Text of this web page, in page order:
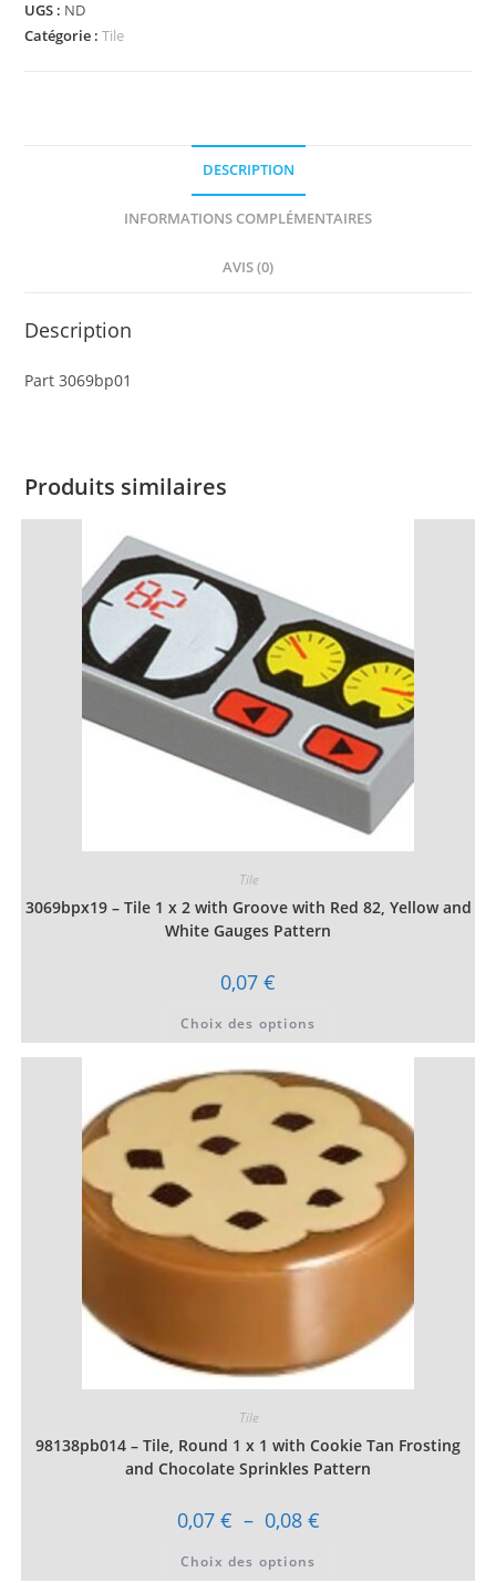
UGS : ND
Catégorie :Tile
DESCRIPTION
INFORMATIONS COMPLÉMENTAIRES
AVIS (0)
Description
Part 3069bp01
Produits similaires
Tile
3069bpx19 – Tile 1 x 2 with Groove with Red 82, Yellow and
White Gauges Pattern
0,07 €
Choix des options
a
Les
options
peuvent
choisies
sur
page
du
produit
Tile
98138pb014 – Tile, Round 1 x 1 with Cookie Tan Frosting
and Chocolate Sprinkles Pattern
0,07 € – 0,08 €Plage
de
à
Choix des options